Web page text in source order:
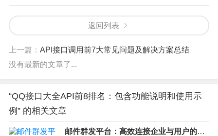
返回列表
上一篇： API接口调用前7大常见问题及解决方案总结
没有最新的文章了...
“QQ接口大全API前8排名：包含功能说明和使用示
例” 的相关文章
邮件群发平台：高效连接企业与用户的营